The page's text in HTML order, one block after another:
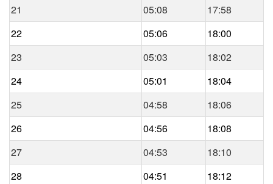
21
05:08
17:58
22
05:06
18:00
23
05:03
18:02
24
05:01
18:04
25
04:58
18:06
26
04:56
18:08
27
04:53
18:10
28
04:51
18:12